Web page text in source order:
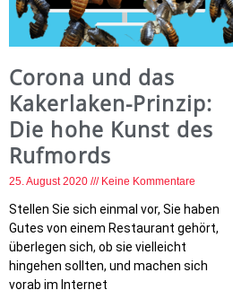
Corona und das
Kakerlaken-Prinzip:
Die hohe Kunst des
Rufmords
25. August 2020 Keine Kommentare
Stellen Sie sich einmal vor, Sie haben
Gutes von einem Restaurant gehört,
überlegen sich, ob sie vielleicht
hingehen sollten, und machen sich
vorab im Internet